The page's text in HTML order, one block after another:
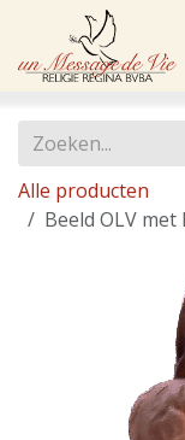
Overslaan naar
Alle producten
Beeld OLV